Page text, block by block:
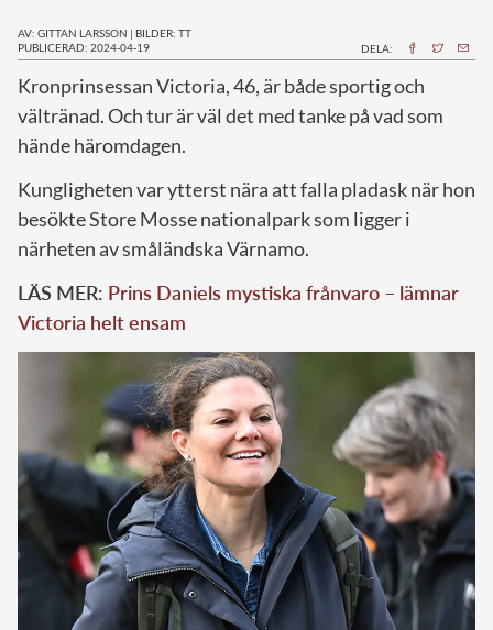
AV: GITTAN LARSSON | BILDER: TT
PUBLICERAD: 2024-04-19
DELA:
Kronprinsessan Victoria, 46, är både sportig och
vältränad. Och tur är väl det med tanke på vad som
hände häromdagen.
Kungligheten var ytterst nära att falla pladask när hon
besökte Store Mosse nationalpark som ligger i
närheten av småländska Värnamo.
LÄS MER: Prins Daniels mystiska frånvaro – lämnar
Victoria helt ensam